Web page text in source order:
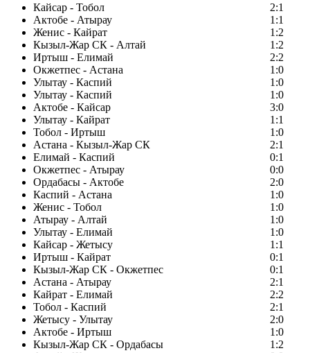
Кайсар - Тобол
2:1
Актобе - Атырау
1:1
Женис - Кайрат
1:2
Кызыл-Жар СК - Алтай
1:2
Иртыш - Елимай
2:2
Окжетпес - Астана
1:0
Улытау - Каспий
1:0
Улытау - Каспий
1:0
Актобе - Кайсар
3:0
Улытау - Кайрат
1:1
Тобол - Иртыш
1:0
Астана - Кызыл-Жар СК
2:1
Елимай - Каспий
0:1
Окжетпес - Атырау
0:0
Ордабасы - Актобе
2:0
Каспий - Астана
1:0
Женис - Тобол
1:0
Атырау - Алтай
1:0
Улытау - Елимай
1:0
Кайсар - Жетысу
1:1
Иртыш - Кайрат
0:1
Кызыл-Жар СК - Окжетпес
0:1
Астана - Атырау
2:1
Кайрат - Елимай
2:2
Тобол - Каспий
2:1
Жетысу - Улытау
2:0
Актобе - Иртыш
1:0
Кызыл-Жар СК - Ордабасы
1:2